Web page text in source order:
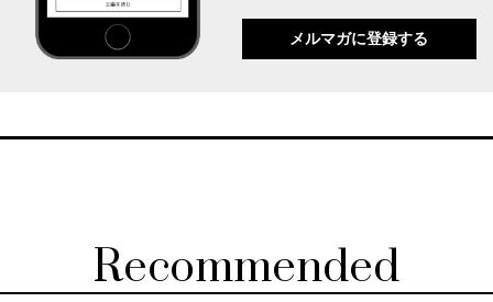
メルマガに登録する
Recommended